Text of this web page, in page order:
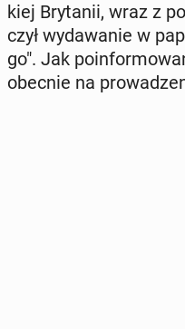
kiej Bry­ta­nii, wraz z
czył wy­da­wa­nie w
go". Jak
obecnie na